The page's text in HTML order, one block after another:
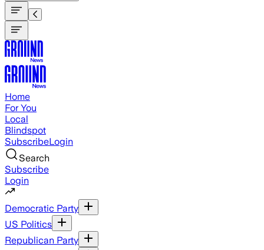
Home
For You
Local
Blindspot
SubscribeLogin
Search
Subscribe
Login
Democratic Party
US Politics
Republican Party